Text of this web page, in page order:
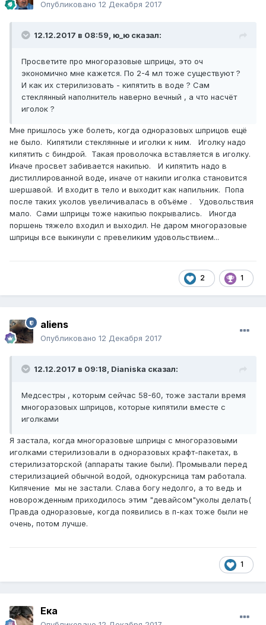
Опубликовано 12 Декабря 2017
12.12.2017 в 08:59, ю_ю сказал:
Просветите про многоразовые шприцы, это оч
экономично мне кажется. По 2-4 мл тоже существуют ?
И как их стерилизовать - кипятить в воде ? Сам
стеклянный наполнитель наверно вечный , а что насчёт
иголок ?
Мне пришлось уже болеть, когда одноразовых шприцов ещё
не было. Кипятили стеклянные и иголки к ним. Иголку надо
кипятить с биндрой. Такая проволочка вставляется в иголку.
Иначе просвет забивается накипью. И кипятить надо в
дистиллированной воде, иначе от накипи иголка становится
шершавой. И входит в тело и выходит как напильник. Попа
после таких уколов увеличивалась в объёме . Удовольствия
мало. Сами шприцы тоже накипью покрывались. Иногда
поршень тяжело входил и выходил. Не даром многоразовые
шприцы все выкинули с превеликим удовольствием...
2 1
aliens
Опубликовано 12 Декабря 2017
12.12.2017 в 09:18, Dianiska сказал:
Медсестры , которым сейчас 58-60, тоже застали время
многоразовых шприцов, которые кипятили вместе с
иголками
Я застала, когда многоразовые шприцы с многоразовыми
иголками стерилизовали в одноразовых крафт-пакетах, в
стерилизаторской (аппараты такие были). Промывали перед
стерилизацией обычной водой, однокурсница там работала.
Кипячение мы не застали. Слава богу недолго, а то ведь и
новорожденным приходилось этим "девайсом"уколы делать(
Правда одноразовые, когда появились в п-ках тоже были не
очень, потом лучше.
1
Ека